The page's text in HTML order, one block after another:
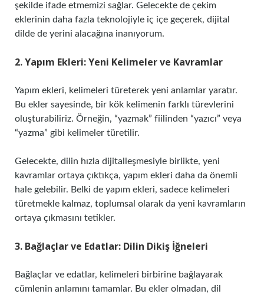
şekilde ifade etmemizi sağlar. Gelecekte de çekim
eklerinin daha fazla teknolojiyle iç içe geçerek, dijital
dilde de yerini alacağına inanıyorum.
2. Yapım Ekleri: Yeni Kelimeler ve Kavramlar
Yapım ekleri, kelimeleri türeterek yeni anlamlar yaratır.
Bu ekler sayesinde, bir kök kelimenin farklı türevlerini
oluşturabiliriz. Örneğin, “yazmak” fiilinden “yazıcı” veya
“yazma” gibi kelimeler türetilir.
Gelecekte, dilin hızla dijitalleşmesiyle birlikte, yeni
kavramlar ortaya çıktıkça, yapım ekleri daha da önemli
hale gelebilir. Belki de yapım ekleri, sadece kelimeleri
türetmekle kalmaz, toplumsal olarak da yeni kavramların
ortaya çıkmasını tetikler.
3. Bağlaçlar ve Edatlar: Dilin Dikiş İğneleri
Bağlaçlar ve edatlar, kelimeleri birbirine bağlayarak
cümlenin anlamını tamamlar. Bu ekler olmadan, dil